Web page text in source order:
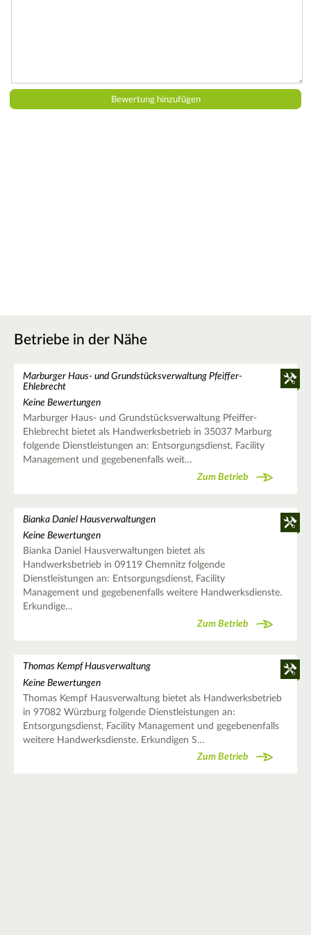
Betriebe in der Nähe
Marburger Haus- und Grundstücksverwaltung Pfeiffer-
Ehlebrecht
Keine Bewertungen
Marburger Haus- und Grundstücksverwaltung Pfeiffer-
Ehlebrecht bietet als Handwerksbetrieb in 35037 Marburg
folgende Dienstleistungen an: Entsorgungsdienst, Facility
Management und gegebenenfalls weit…
Zum Betrieb
Bianka Daniel Hausverwaltungen
Keine Bewertungen
Bianka Daniel Hausverwaltungen bietet als
Handwerksbetrieb in 09119 Chemnitz folgende
Dienstleistungen an: Entsorgungsdienst, Facility
Management und gegebenenfalls weitere Handwerksdienste.
Erkundige…
Zum Betrieb
Thomas Kempf Hausverwaltung
Keine Bewertungen
Thomas Kempf Hausverwaltung bietet als Handwerksbetrieb
in 97082 Würzburg folgende Dienstleistungen an:
Entsorgungsdienst, Facility Management und gegebenenfalls
weitere Handwerksdienste. Erkundigen S…
Zum Betrieb